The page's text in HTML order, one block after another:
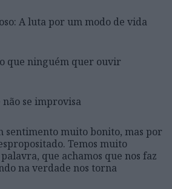
A luta por um modo de vida
que ninguém quer ouvir
se improvisa
sentimento muito bonito, mas por
Temos muito
que achamos que nos faz
na verdade nos torna